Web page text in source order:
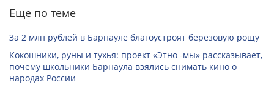
Еще по теме
За 2 млн рублей в Барнауле благоустроят березовую рощу
Кокошники, руны и тухья: проект «Этно -мы» рассказывает,
почему школьники Барнаула взялись снимать кино о
народах России